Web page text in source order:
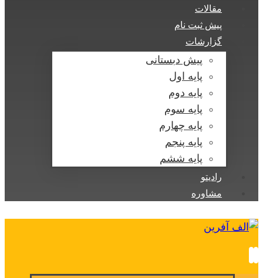
مقالات
پیش ثبت نام
گزارشات
پیش دبستانی
پایه اول
پایه دوم
پایه سوم
پایه چهارم
پایه پنجم
پایه ششم
رادیتو
مشاوره